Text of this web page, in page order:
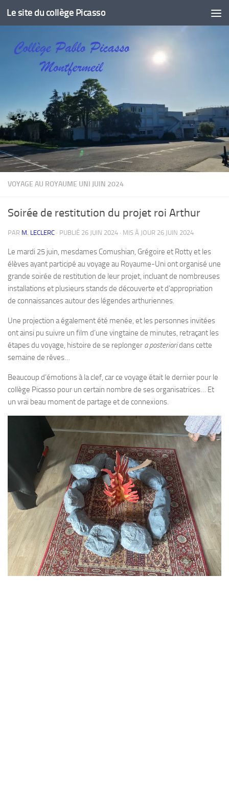
Skip to content
Le site du collège Picasso
VOYAGE AU ROYAUME UNI JUIN 2024
Soirée de restitution du projet roi Arthur
PAR M. LECLERC · PUBLIÉ 26 JUIN 2024 · MIS À JOUR 26 JUIN 2024
Le mardi 25 juin, mesdames Comushian, Grégoire et Rotty et les
élèves ayant participé au voyage au Royaume-Uni ont organisé une
grande soirée de restitution de leur projet, incluant de nombreuses
installations et plusieurs stands de découverte et d’appropriation
de connaissances autour des légendes arthuriennes.
Une projection a également été menée, et les personnes invitées
ont ainsi pu suivre un film d’une vingtaine de minutes, retraçant les
étapes du voyage, histoire de se replonger a posterioridans cette
semaine de rêves…
Beaucoup d’émotions à la clef, car ce voyage était le dernier pour le
collège Picasso pour un certain nombre de ses organisatrices… Et
un vrai beau moment de partage et de connexions.